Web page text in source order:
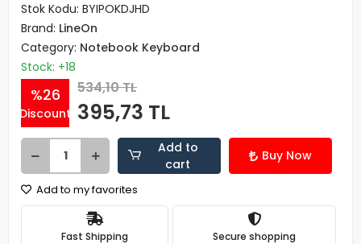
Stok Kodu: BYIPOKDJHD
Brand: LineOn
Category: Notebook Keyboard
Stock: +18
%26
Discount
534,10 TL
395,73 TL
Add to
cart
Buy Now
Add to my favorites
Fast Shipping Secure shopping